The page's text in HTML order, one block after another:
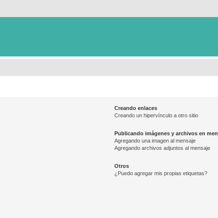
Creando enlaces
Creando un hipervínculo a otro sitio
Publicando imágenes y archivos en
Agregando una imagen al mensaje
Agregando archivos adjuntos al mensaje
Otros
¿Puedo agregar mis propias etiquetas?